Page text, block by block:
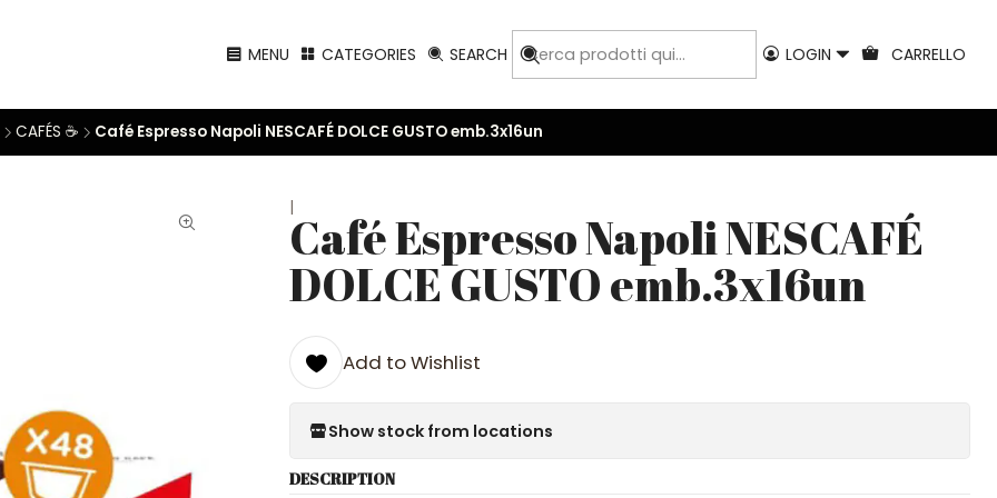
MENU CATEGORIES SEARCH LOGIN CARRELLO
CAFÉS ☕ Café Espresso Napoli NESCAFÉ DOLCE GUSTO emb.3x16un
|
Café Espresso Napoli NESCAFÉ
DOLCE GUSTO emb.3x16un
Add to Wishlist
Show stock from locations
DESCRIPTION